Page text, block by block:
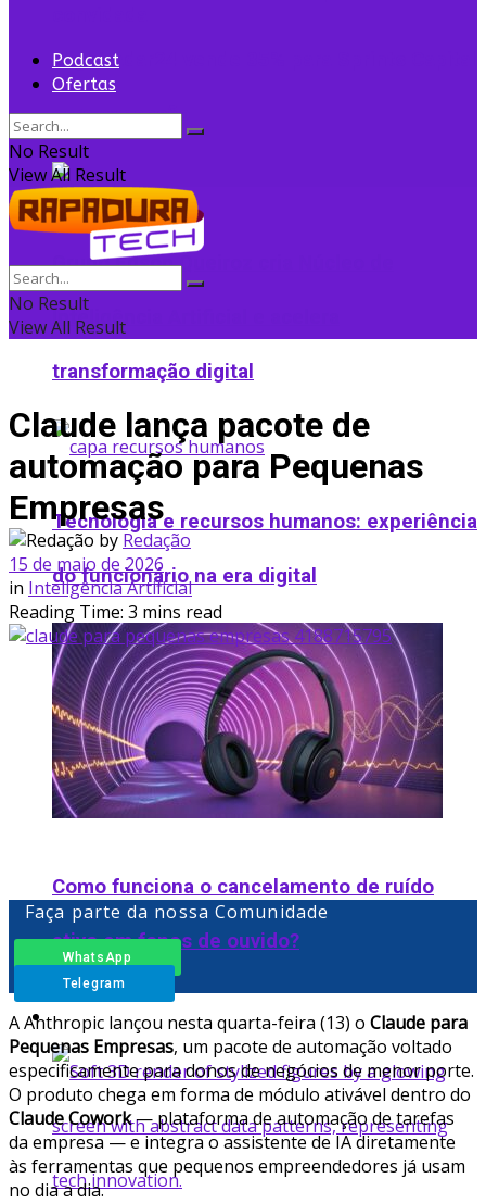
Flightradar24 vende 35% para Sprints Capital
para expansão
Grupo Edson Queiroz cria Núcleo de
Inteligência Artificial e acelera
transformação digital
Tecnologia e recursos humanos: experiência
do funcionário na era digital
Como funciona o cancelamento de ruído
ativo em fones de ouvido​?
Startup
Podcast
Ofertas
No Result
View All Result
No Result
View All Result
Claude lança pacote de
automação para Pequenas
Empresas
by Redação
15 de maio de 2026
in Inteligência Artificial
Reading Time: 3 mins read
Faça parte da nossa Comunidade
WhatsApp
Telegram
A Anthropic lançou nesta quarta-feira (13) o Claude para
Pequenas Empresas, um pacote de automação voltado
especificamente para donos de negócios de menor porte.
O produto chega em forma de módulo ativável dentro do
Claude Cowork— plataforma de automação de tarefas
da empresa — e integra o assistente de IA diretamente
às ferramentas que pequenos empreendedores já usam
no dia a dia.